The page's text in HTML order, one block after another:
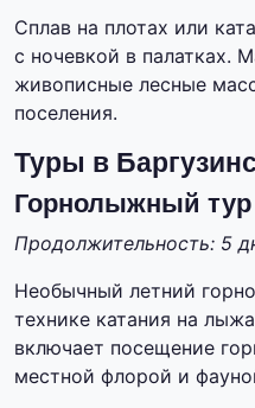
Сплав на плотах или
с ночевкой в палатках.
живописные лесные
поселения.
Туры в
Горнолыжный тур
Продолжительность: 5
Необычный летний
технике катания на
включает посещение
местной флорой и